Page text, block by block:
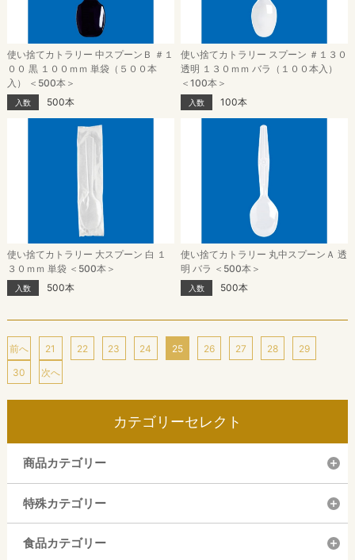
使い捨てカトラリー 中スプーンＢ ＃１
００ 黒 １００ｍｍ 単袋（５００本
入） ＜500本＞
入数 500本
使い捨てカトラリー スプーン ＃１３０
透明 １３０ｍｍ バラ（１００本入）
＜100本＞
入数 100本
使い捨てカトラリー 大スプーン 白 １
３０ｍｍ 単袋 ＜500本＞
入数 500本
使い捨てカトラリー 丸中スプーンＡ 透
明 バラ ＜500本＞
入数 500本
前へ 21 22 23 24 25 26 27 28
29
30
次へ
カテゴリーセレクト
商品カテゴリー
特殊カテゴリー
食品カテゴリー